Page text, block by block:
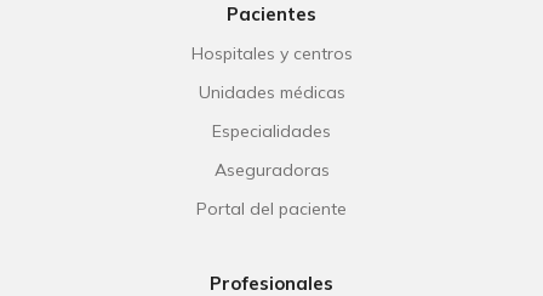
Pacientes
Hospitales y centros
Unidades médicas
Especialidades
Aseguradoras
Portal del paciente
Profesionales